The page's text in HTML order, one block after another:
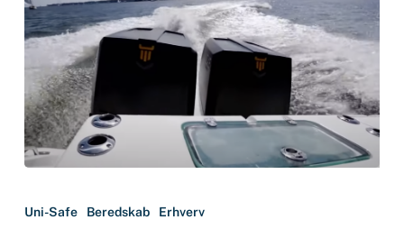
Uni-Safe Beredskab Erhverv